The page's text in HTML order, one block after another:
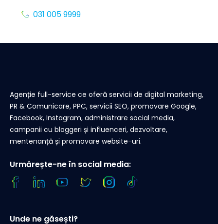
031 005 9999
Agenție full-service ce oferă servicii de digital marketing,
PR & Comunicare, PPC, servicii SEO, promovare Google,
Facebook, Instagram, administrare social media,
campanii cu bloggeri și influenceri, dezvoltare,
mentenanță și promovare website-uri.
Urmărește-ne în social media:
Unde ne găsești?